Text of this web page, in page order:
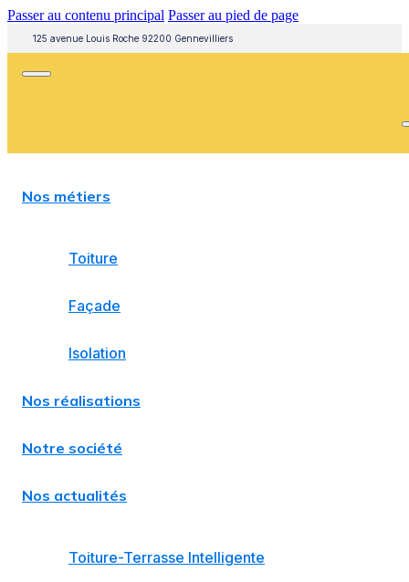
Passer au contenu principal Passer au pied de page
125 avenue Louis Roche 92200 Gennevilliers
Nos métiers
Toiture
Façade
Isolation
Nos réalisations
Notre société
Nos actualités
Toiture-Terrasse Intelligente